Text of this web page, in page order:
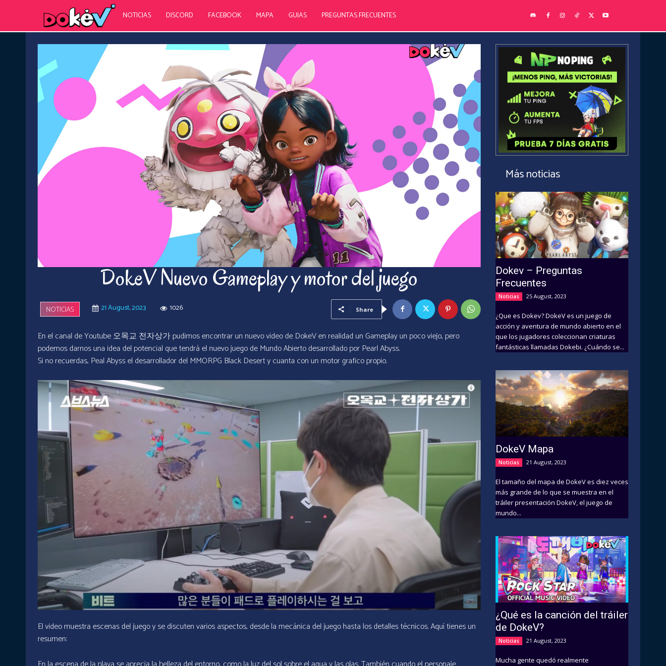
NOTICIAS DISCORD FACEBOOK MAPA GUIAS PREGUNTAS FRECUENTES
DokeV Nuevo Gameplay y motor del juego
NOTICIAS 21 August, 2023 1026 Share
En el canal de Youtube 오목교 전자상가 pudimos encontrar un nuevo video de DokeV en realidad un Gameplay un poco viejo, pero
podemos darnos una idea del potencial que tendrá el nuevo juego de Mundo Abierto desarrollado por Pearl Abyss.
Si no recuerdas, Peal Abyss el desarrollador del MMORPG Black Desert y cuanta con un motor grafico propio.
El video muestra escenas del juego y se discuten varios aspectos, desde la mecánica del juego hasta los detalles técnicos. Aquí tienes un
resumen:
Más noticias
Dokev – Preguntas
Frecuentes
Noticias 25 August, 2023
¿Que es Dokev? DokeV es un juego de
acción y aventura de mundo abierto en el
que los jugadores coleccionan criaturas
fantásticas llamadas Dokebi. ¿Cuándo se...
DokeV Mapa
Noticias 21 August, 2023
El tamaño del mapa de DokeV es diez veces
más grande de lo que se muestra en el
tráiler presentación DokeV, el juego de
mundo...
¿Qué es la canción del tráiler
de DokeV?
Noticias 21 August, 2023
Mucha gente quedó realmente